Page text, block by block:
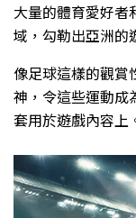
大量的體育愛好者
域，勾勒出亞洲的
像足球這樣的觀賞
神，令這些運動成
套用於遊戲內容上